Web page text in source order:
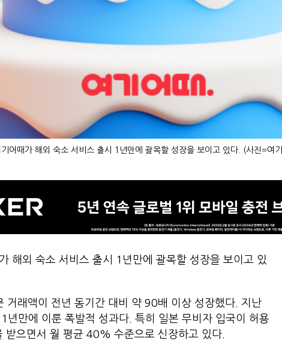
기어때가 해외 숙소 서비스 출시 1년만에 괄목할 성장을 보이고 있다. (사진=여
해외 숙소 서비스 출시 1년만에 괄목할 성장을 보이고 있
거래액이 전년 동기간 대비 약 90배 이상 성장했다. 지난
년만에 이룬 폭발적 성과다. 특히 일본 무비자 입국이 허용
받으면서 월 평균 40% 수준으로 신장하고 있다.